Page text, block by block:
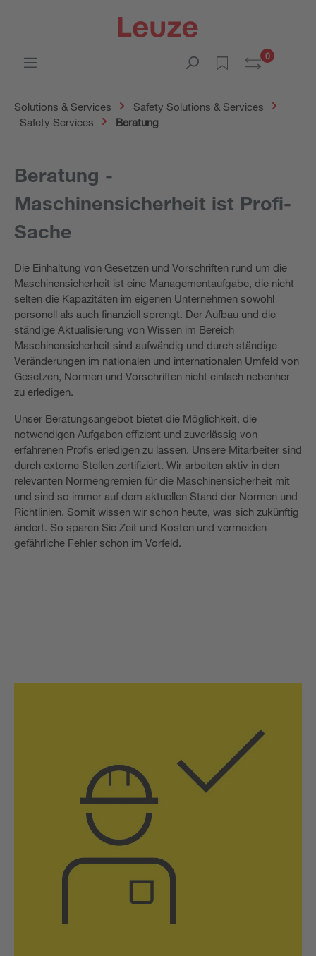
0
Solutions & Services
Safety Solutions & Services
Safety Services
Beratung
Beratung -
Maschinensicherheit ist Profi-
Sache
Die Einhaltung von Gesetzen und Vorschriften rund um die
Maschinensicherheit ist eine Managementaufgabe, die nicht
selten die Kapazitäten im eigenen Unternehmen sowohl
personell als auch finanziell sprengt. Der Aufbau und die
ständige Aktualisierung von Wissen im Bereich
Maschinensicherheit sind aufwändig und durch ständige
Veränderungen im nationalen und internationalen Umfeld von
Gesetzen, Normen und Vorschriften nicht einfach nebenher
zu erledigen.
Unser Beratungsangebot bietet die Möglichkeit, die
notwendigen Aufgaben effizient und zuverlässig von
erfahrenen Profis erledigen zu lassen. Unsere Mitarbeiter sind
durch externe Stellen zertifiziert. Wir arbeiten aktiv in den
relevanten Normengremien für die Maschinensicherheit mit
und sind so immer auf dem aktuellen Stand der Normen und
Richtlinien. Somit wissen wir schon heute, was sich zukünftig
ändert. So sparen Sie Zeit und Kosten und vermeiden
gefährliche Fehler schon im Vorfeld.